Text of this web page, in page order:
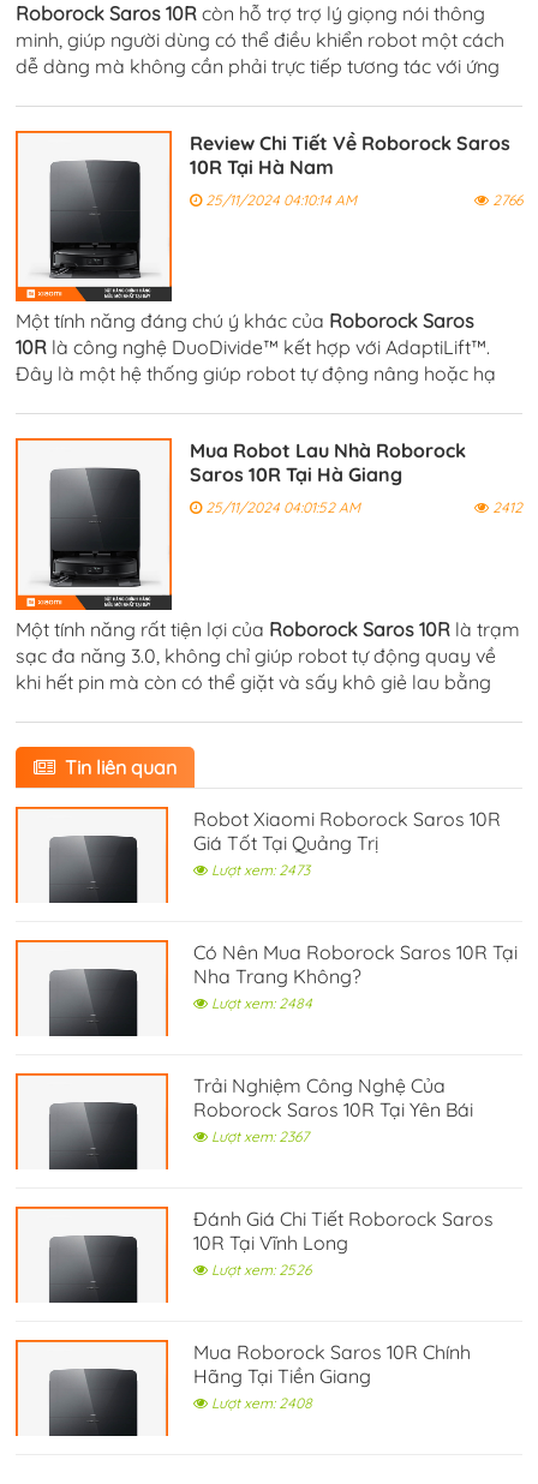
Roborock Saros 10R còn hỗ trợ trợ lý giọng nói thông
minh, giúp người dùng có thể điều khiển robot một cách
dễ dàng mà không cần phải trực tiếp tương tác với ứng
Review Chi Tiết Về Roborock Saros
10R Tại Hà Nam
25/11/2024 04:10:14 AM 2766
Một tính năng đáng chú ý khác của Roborock Saros
10R là công nghệ DuoDivide™ kết hợp với AdaptiLift™.
Đây là một hệ thống giúp robot tự động nâng hoặc hạ
Mua Robot Lau Nhà Roborock
Saros 10R Tại Hà Giang
25/11/2024 04:01:52 AM 2412
Một tính năng rất tiện lợi của Roborock Saros 10R là trạm
sạc đa năng 3.0, không chỉ giúp robot tự động quay về
khi hết pin mà còn có thể giặt và sấy khô giẻ lau bằng
Tin liên quan
Robot Xiaomi Roborock Saros 10R
Giá Tốt Tại Quảng Trị
Lượt xem: 2473
Có Nên Mua Roborock Saros 10R Tại
Nha Trang Không?
Lượt xem: 2484
Trải Nghiệm Công Nghệ Của
Roborock Saros 10R Tại Yên Bái
Lượt xem: 2367
Đánh Giá Chi Tiết Roborock Saros
10R Tại Vĩnh Long
Lượt xem: 2526
Mua Roborock Saros 10R Chính
Hãng Tại Tiền Giang
Lượt xem: 2408